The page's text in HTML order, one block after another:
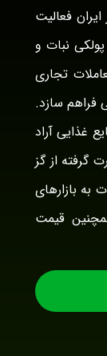
نام بازار گز ایران فعالیت
در زمینه ی عرضه گز٬ گز سوهانی٬ پولکی نبات و
تجاری
فراهم سازد.
غذایی آراد
گرفته از گز
به بازارهای
قیمت